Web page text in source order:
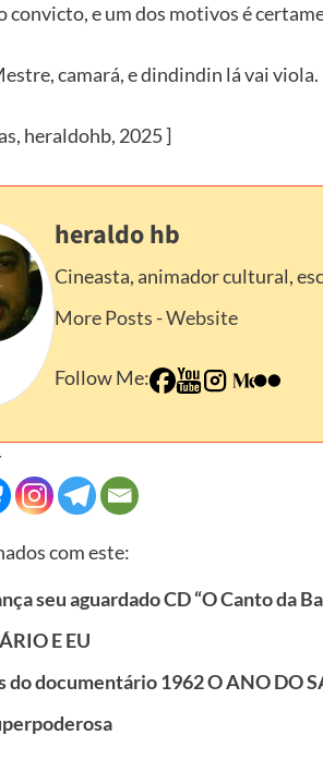
convicto, e um dos motivos é
camará, e dindindin lá vai viola.
heraldohb, 2025 ]
heraldo hb
Cineasta, animador cultural,
More Posts -Website
Follow Me:
com este:
seu aguardado CD “O Canto da
E EU
do documentário 1962 O ANO DO